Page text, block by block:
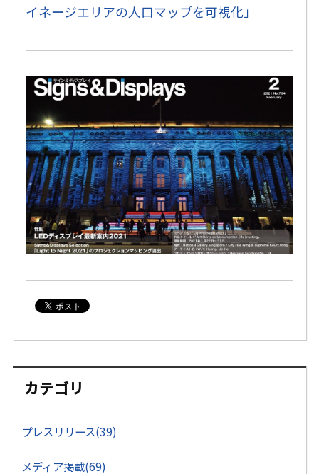
イネージエリアの人口マップを可視化」
カテゴリ
プレスリリース(39)
メディア掲載(69)